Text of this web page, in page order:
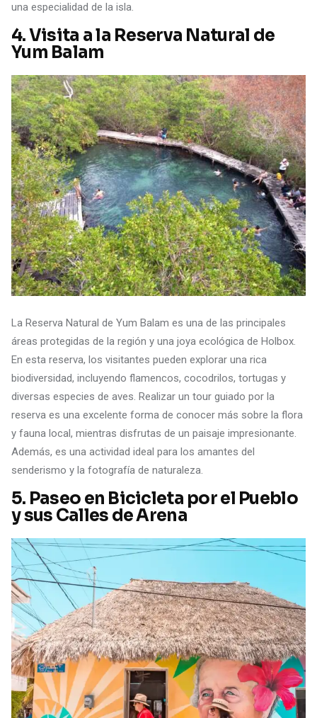
una especialidad de la isla.
4.Visita a la Reserva Natural de
Yum Balam
La Reserva Natural de Yum Balam es una de las principales
áreas protegidas de la región y una joya ecológica de Holbox.
En esta reserva, los visitantes pueden explorar una rica
biodiversidad, incluyendo flamencos, cocodrilos, tortugas y
diversas especies de aves. Realizar un tour guiado por la
reserva es una excelente forma de conocer más sobre la flora
y fauna local, mientras disfrutas de un paisaje impresionante.
Además, es una actividad ideal para los amantes del
senderismo y la fotografía de naturaleza.
5. Paseo en Bicicleta por el Pueblo
y sus Calles de Arena